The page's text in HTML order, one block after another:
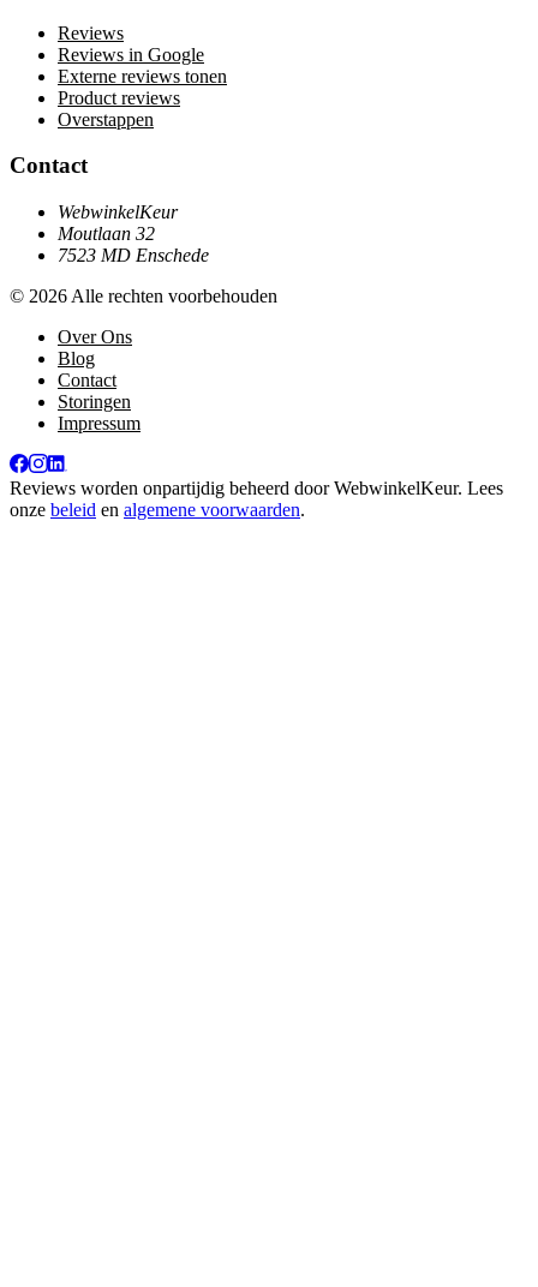
Reviews
Reviews in Google
Externe reviews tonen
Product reviews
Overstappen
Contact
WebwinkelKeur
Moutlaan 32
7523 MD Enschede
© 2026 Alle rechten voorbehouden
Over Ons
Blog
Contact
Storingen
Impressum
Reviews worden onpartijdig beheerd doorWebwinkelKeur. Lees
onze beleid en algemene voorwaarden.